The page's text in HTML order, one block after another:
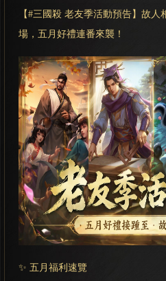
【#三國殺 老友季活動預告】故
場，五月好禮連番來襲！
✨ 五月福利速覽